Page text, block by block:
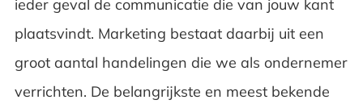
ieder geval de communicatie die van jouw kant
plaatsvindt. Marketing bestaat daarbij uit een
groot aantal handelingen die we als ondernemer
verrichten. De belangrijkste en meest bekende